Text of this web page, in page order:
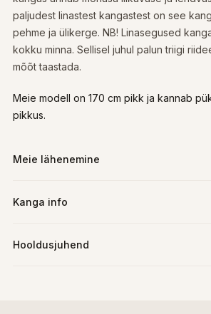
paljudest linastest kangastest on see
pehme ja ülikerge. NB! Linasegused
kokku minna. Sellisel juhul palun triigi
mõõt taastada.
Meie modell on 170 cm pikk ja kannab
pikkus.
Meie lähenemine
Kanga info
Hooldusjuhend